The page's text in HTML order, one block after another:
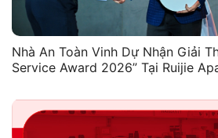
Nhà An Toàn Vinh Dự Nhận Giải
Service Award 2026” Tại Ruijie